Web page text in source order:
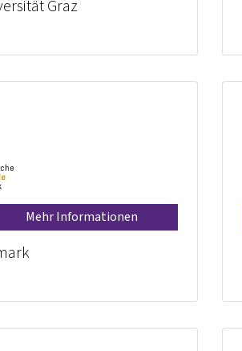
Graz
Mehr Informationen